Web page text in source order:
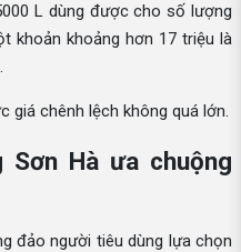
L dùng được cho số lượng
khoản khoảng hơn 17 triệu là
giá chênh lệch không quá lớn.
Hà ưa chuộng
đảo người tiêu dùng lựa chọn